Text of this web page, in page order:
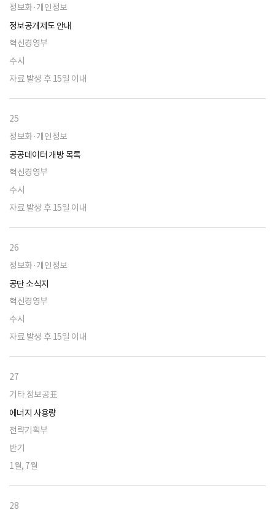
정보화·개인정보
정보공개제도 안내
혁신경영부
수시
자료 발생 후 15일 이내
25
정보화·개인정보
공공데이터 개방 목록
혁신경영부
수시
자료 발생 후 15일 이내
26
정보화·개인정보
공단 소식지
혁신경영부
수시
자료 발생 후 15일 이내
27
기타 정보공표
에너지 사용량
전략기획부
반기
1월, 7월
28